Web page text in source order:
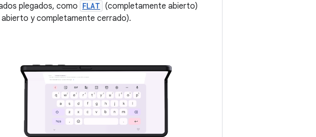
plegados, como FLAT (completamente abierto)
y completamente cerrado).